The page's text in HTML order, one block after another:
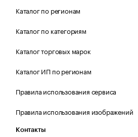
Каталог по регионам
Каталог по категориям
Каталог торговых марок
Каталог ИП по регионам
Правила использования сервиса
Правила использования изображений
Контакты